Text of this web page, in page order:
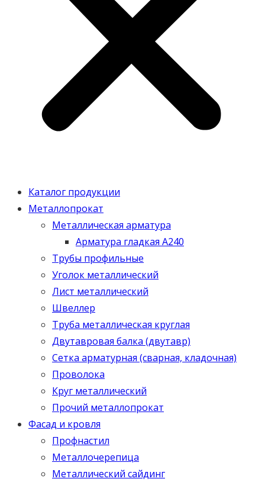
Каталог продукции
Металлопрокат
Металлическая арматура
Арматура гладкая А240
Трубы профильные
Уголок металлический
Лист металлический
Швеллер
Труба металлическая круглая
Двутавровая балка (двутавр)
Сетка арматурная (сварная, кладочная)
Проволока
Круг металлический
Прочий металлопрокат
Фасад и кровля
Профнастил
Металлочерепица
Металлический сайдинг